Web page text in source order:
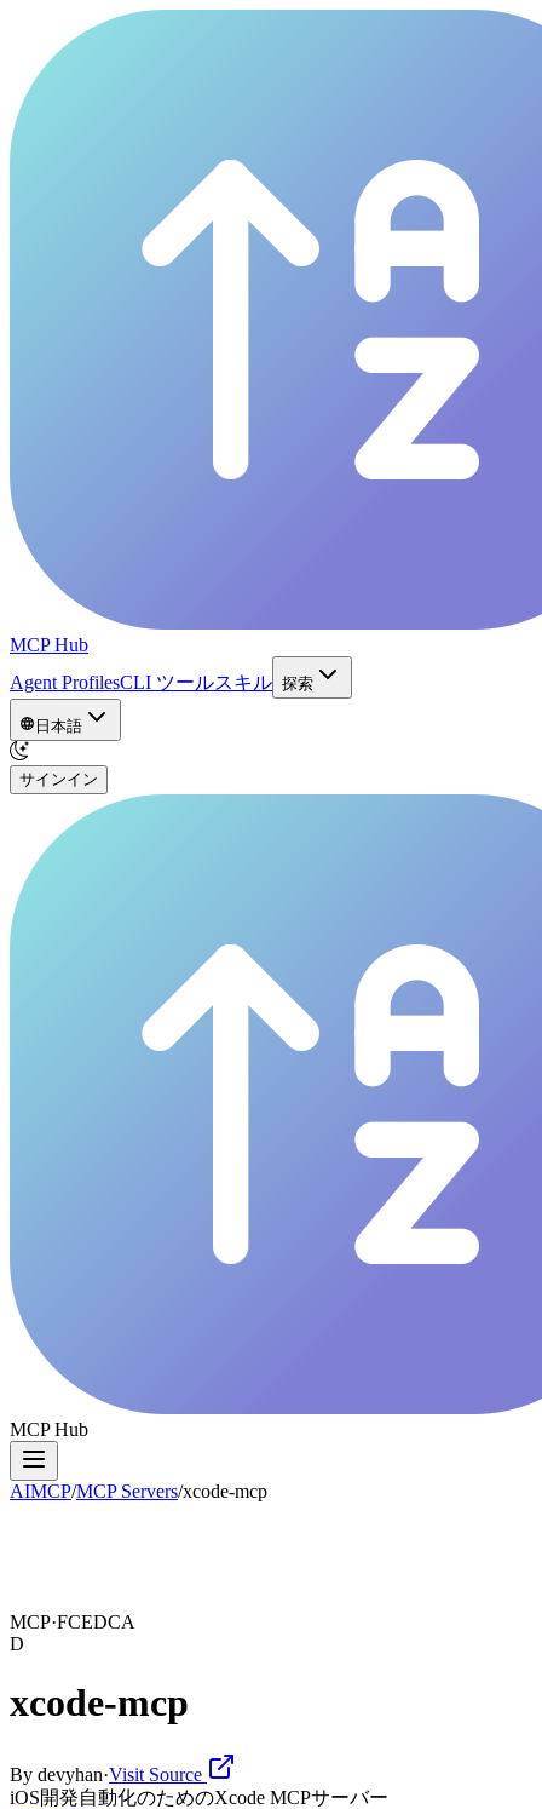
MCP Hub
Agent ProfilesCLI ツールスキル 探索
日本語
サインイン
MCP Hub
AIMCP/MCP Servers/xcode-mcp
MCP·FCEDCA
D
xcode-mcp
By devyhan·Visit Source
iOS開発自動化のためのXcode MCPサーバー